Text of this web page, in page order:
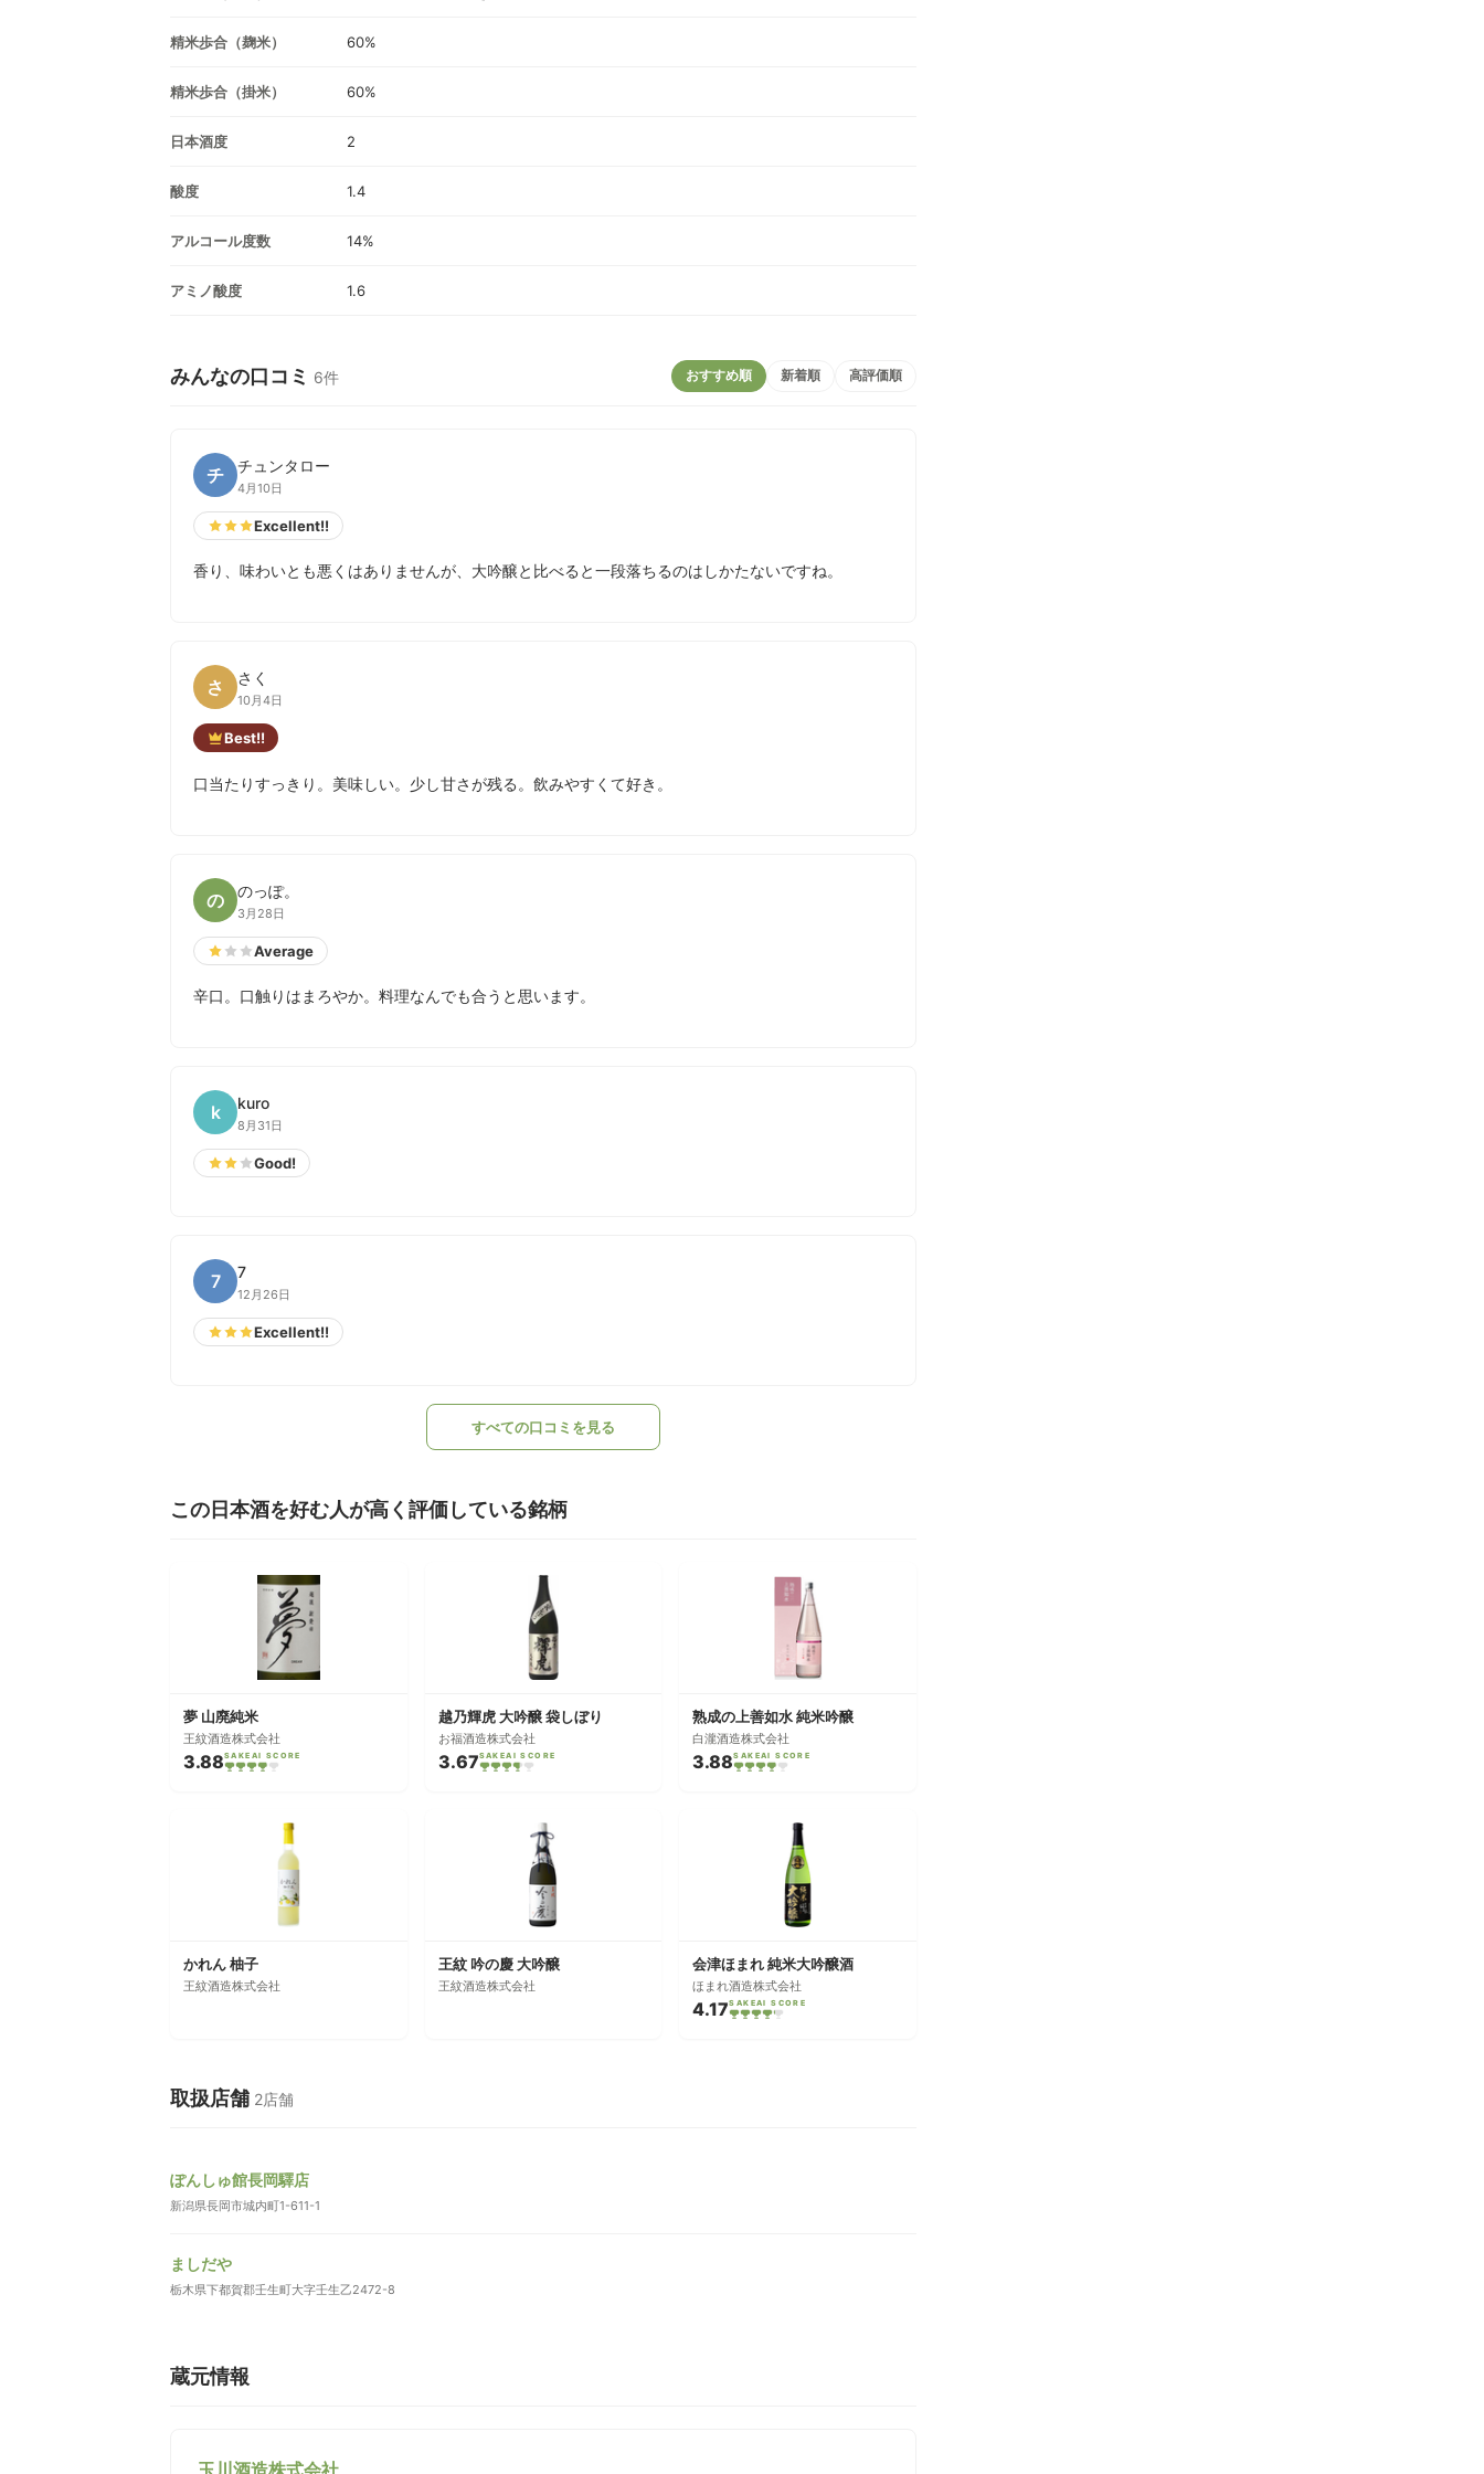
精米歩合（麹米） 60%
精米歩合（掛米） 60%
日本酒度 2
酸度 1.4
アルコール度数 14%
アミノ酸度 1.6
みんなの口コミ 6件 おすすめ順 新着順 高評価順
チ チュンタロー
4月10日
Excellent!!
香り、味わいとも悪くはありませんが、大吟醸と比べると一段落ちるのはしかたないですね。
さ さく
10月4日
Best!!
口当たりすっきり。美味しい。少し甘さが残る。飲みやすくて好き。
の のっぽ。
3月28日
Average
辛口。口触りはまろやか。料理なんでも合うと思います。
k kuro
8月31日
Good!
7 7
12月26日
Excellent!!
すべての口コミを見る
この日本酒を好む人が高く評価している銘柄
夢 山廃純米
王紋酒造株式会社
3.88SAKEAI SCORE
越乃輝虎 大吟醸 袋しぼり
お福酒造株式会社
3.67SAKEAI SCORE
熟成の上善如水 純米吟醸
白瀧酒造株式会社
3.88SAKEAI SCORE
かれん 柚子
王紋酒造株式会社
王紋 吟の慶 大吟醸
王紋酒造株式会社
会津ほまれ 純米大吟醸酒
ほまれ酒造株式会社
4.17SAKEAI SCORE
取扱店舗 2店舗
ぽんしゅ館長岡驛店
新潟県長岡市城内町1-611-1
ましだや
栃木県下都賀郡壬生町大字壬生乙2472-8
蔵元情報
玉川酒造株式会社